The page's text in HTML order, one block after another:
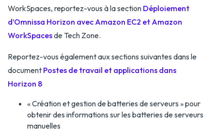
WorkSpaces, reportez-vous à la section Déploiement
d’Omnissa Horizon avec Amazon EC2 et Amazon
WorkSpacesde Tech Zone.
Reportez-vous également aux sections suivantes dans le
document Postes de travail et applications dans
Horizon 8
« Création et gestion de batteries de serveurs » pour
obtenir des informations sur les batteries de serveurs
manuelles